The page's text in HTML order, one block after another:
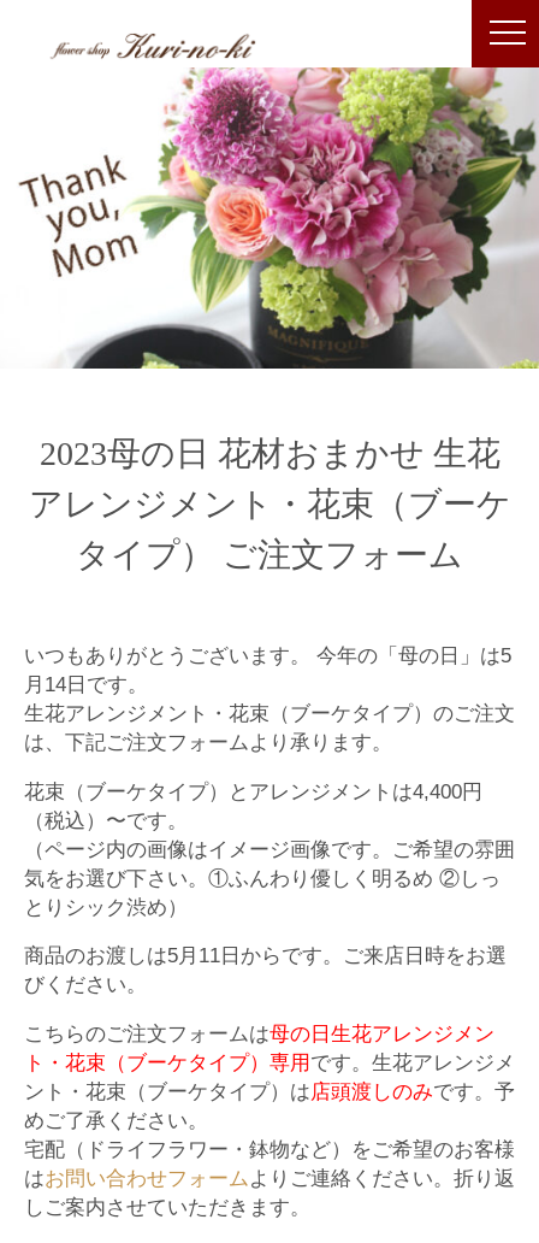
2023母の日 花材おまかせ 生花
アレンジメント・花束（ブーケ
タイプ） ご注文フォーム
いつもありがとうございます。 今年の「母の日」は5
月14日です。
生花アレンジメント・花束（ブーケタイプ）のご注文
は、下記ご注文フォームより承ります。
花束（ブーケタイプ）とアレンジメントは4,400円
（税込）〜です。
（ページ内の画像はイメージ画像です。ご希望の雰囲
気をお選び下さい。①ふんわり優しく明るめ ②しっ
とりシック渋め）
商品のお渡しは5月11日からです。ご来店日時をお選
びください。
こちらのご注文フォームは母の日生花アレンジメン
ト・花束（ブーケタイプ）専用 です。生花アレンジメ
ント・花束（ブーケタイプ）は 店頭渡しのみです。予
めご了承ください。
宅配（ドライフラワー・鉢物など）をご希望のお客様
はお問い合わせフォーム よりご連絡ください。折り返
しご案内させていただきます。